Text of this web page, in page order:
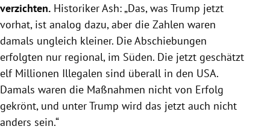
verzichten. Historiker Ash: „Das, was Trump jetzt
vorhat, ist analog dazu, aber die Zahlen waren
damals ungleich kleiner. Die Abschiebungen
erfolgten nur regional, im Süden. Die jetzt geschätzt
elf Millionen Illegalen sind überall in den USA.
Damals waren die Maßnahmen nicht von Erfolg
gekrönt, und unter Trump wird das jetzt auch nicht
anders sein.“